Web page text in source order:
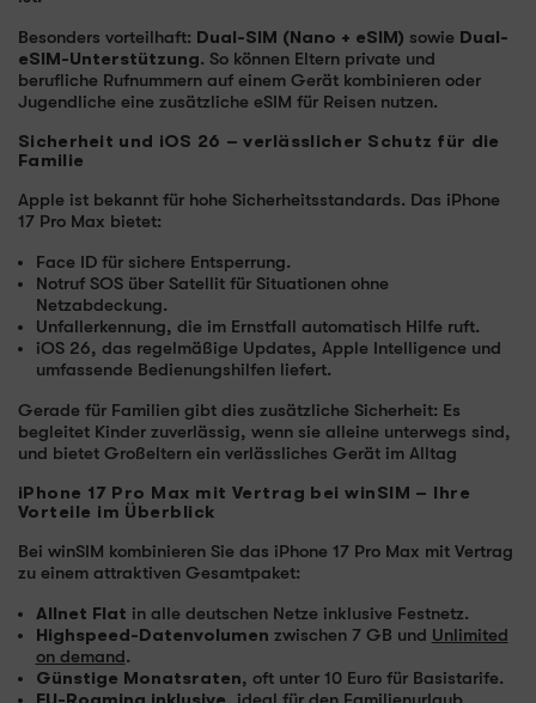
Besonders vorteilhaft: Dual-SIM (Nano + eSIM) sowie Dual-
eSIM-Unterstützung. So können Eltern private und
berufliche Rufnummern auf einem Gerät kombinieren oder
Jugendliche eine zusätzliche eSIM für Reisen nutzen.
Sicherheit und iOS 26 – verlässlicher Schutz für die
Familie
Apple ist bekannt für hohe Sicherheitsstandards. Das iPhone
17 Pro Max bietet:
Face ID für sichere Entsperrung.
Notruf SOS über Satellit für Situationen ohne
Netzabdeckung.
Unfallerkennung, die im Ernstfall automatisch Hilfe ruft.
iOS 26, das regelmäßige Updates, Apple Intelligence und
umfassende Bedienungshilfen liefert.
Gerade für Familien gibt dies zusätzliche Sicherheit: Es
begleitet Kinder zuverlässig, wenn sie alleine unterwegs sind,
und bietet Großeltern ein verlässliches Gerät im Alltag
iPhone 17 Pro Max mit Vertrag bei winSIM – Ihre
Vorteile im Überblick
Bei winSIM kombinieren Sie das iPhone 17 Pro Max mit Vertrag
zu einem attraktiven Gesamtpaket:
Allnet Flat in alle deutschen Netze inklusive Festnetz.
Highspeed-Datenvolumen zwischen 7 GB und Unlimited
on demand.
Günstige Monatsraten, oft unter 10 Euro für Basistarife.